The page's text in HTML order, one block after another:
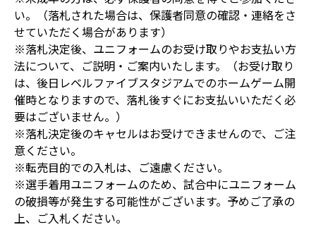
い。（落札された場合は、保護者同意の確認・連絡をさ
せていただく場合があります）
※落札決定後、ユニフォームのお受け取りやお支払い方
法について、ご説明・ご案内いたします。（お受け取り
は、後日レベルファイブスタジアムでのホームゲーム開
催時となりますので、落札後すぐにお支払いいただく必
要はございません。）
※落札決定後のキャセルはお受けできませんので、ご注
意ください。
※転売目的での入札は、ご遠慮ください。
※選手着用ユニフォームのため、試合中にユニフォーム
の破損等が発生する可能性がございます。予めご了承の
上、ご入札ください。